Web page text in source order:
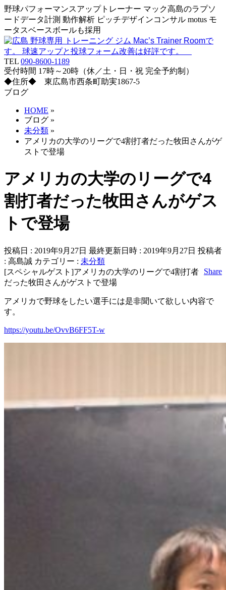
野球パフォーマンスアップトレーナー マック高島のラプソ
ードデータ計測 動作解析 ピッチデザインコンサル motus モ
ータスベースボールも採用
TEL 090-8600-1189
受付時間 17時～20時（休／土・日・祝 完全予約制）
◆住所◆ 東広島市西条町助実1867-5
ブログ
HOME »
ブログ »
未分類 »
‪アメリカの大学のリーグで4割打者だった牧田さんがゲ
ストで登場 ‬
‪アメリカの大学のリーグで4
割打者だった牧田さんがゲス
トで登場 ‬
投稿日 : 2019年9月27日 最終更新日時 : 2019年9月27日 投稿者
: 高島誠 カテゴリー : 未分類
Share
[スペシャルゲスト]アメリカの大学のリーグで4割打者
だった牧田さんがゲストで登場
アメリカで野球をしたい選手には是非聞いて欲しい内容で
す。
https://youtu.be/OvvB6FF5T-w